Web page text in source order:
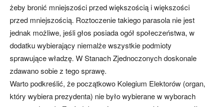
żeby bronić mniejszości przed większością i większości
przed mniejszością. Roztoczenie takiego parasola nie jest
jednak możliwe, jeśli głos posiada ogół społeczeństwa, w
dodatku wybierający niemalże wszystkie podmioty
sprawujące władzę. W Stanach Zjednoczonych doskonale
zdawano sobie z tego sprawę.
Warto podkreślić, że początkowo Kolegium Elektorów (organ,
który wybiera prezydenta) nie było wybierane w wyborach